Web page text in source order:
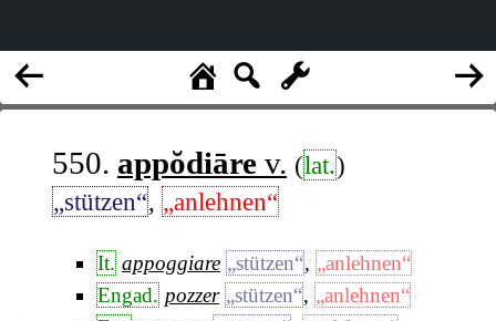
550. appŏdiāre v. (lat.)
„stützen“, „anlehnen“
It. appoggiare „stützen“, „anlehnen“
Engad. pozzer „stützen“, „anlehnen“